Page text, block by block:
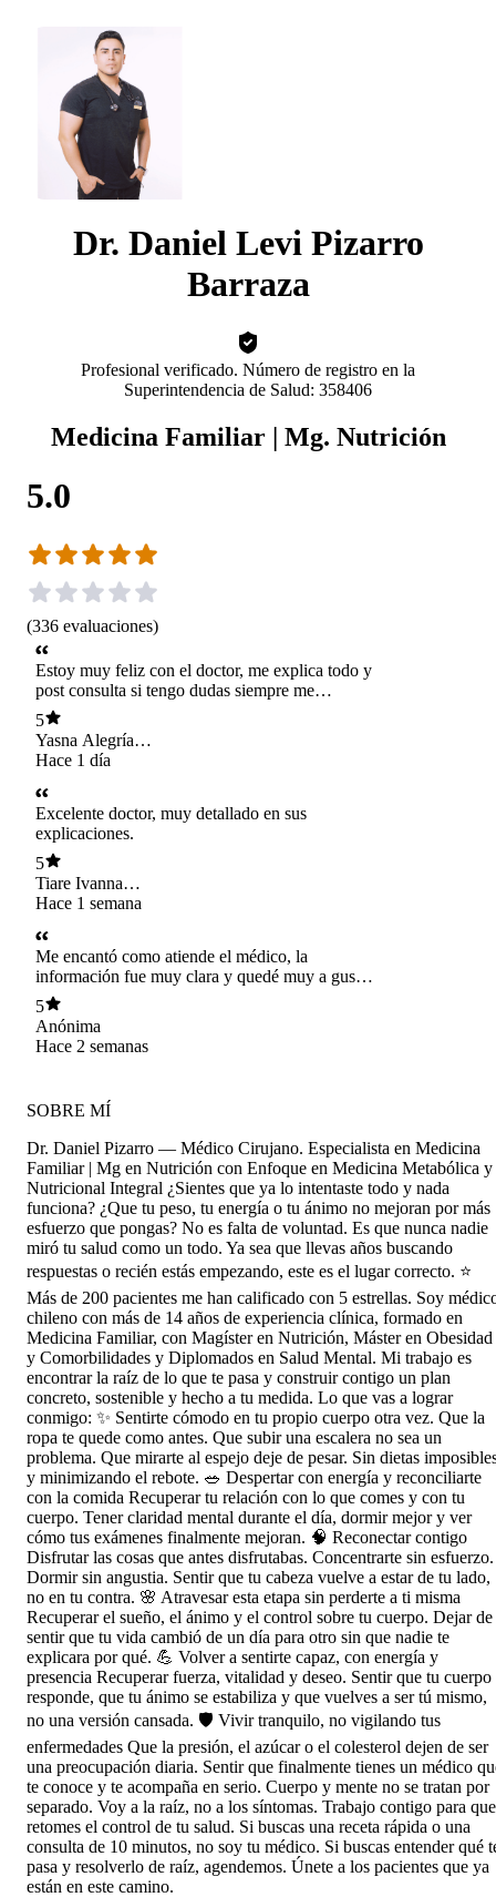
Dr. Daniel Levi Pizarro
Barraza
Profesional verificado. Número de registro en la
Superintendencia de Salud: 358406
Medicina Familiar | Mg. Nutrición
5.0
(336 evaluaciones)
Estoy muy feliz con el doctor, me explica todo y
post consulta si tengo dudas siempre me
responde eso se agradece, 100 % recomendado.
5
Yasna Alegría
Fuentes
Hace 1 día
Excelente doctor, muy detallado en sus
explicaciones.
5
Tiare Ivanna
Bergmann Orellana
Hace 1 semana
Me encantó como atiende el médico, la
información fue muy clara y quedé muy a gusto
con todo
5
Anónima
Hace 2 semanas
SOBRE MÍ
Dr. Daniel Pizarro — Médico Cirujano. Especialista en Medicina
Familiar | Mg en Nutrición con Enfoque en Medicina Metabólica y
Nutricional Integral ¿Sientes que ya lo intentaste todo y nada
funciona? ¿Que tu peso, tu energía o tu ánimo no mejoran por más
esfuerzo que pongas? No es falta de voluntad. Es que nunca nadie
miró tu salud como un todo. Ya sea que llevas años buscando
respuestas o recién estás empezando, este es el lugar correcto. ⭐
Más de 200 pacientes me han calificado con 5 estrellas. Soy
chileno con más de 14 años de experiencia clínica, formado en
Medicina Familiar, con Magíster en Nutrición, Máster en Obesidad
y Comorbilidades y Diplomados en Salud Mental. Mi trabajo es
encontrar la raíz de lo que te pasa y construir contigo un plan
concreto, sostenible y hecho a tu medida. Lo que vas a lograr
conmigo: ✨ Sentirte cómodo en tu propio cuerpo otra vez. Que la
ropa te quede como antes. Que subir una escalera no sea un
problema. Que mirarte al espejo deje de pesar. Sin dietas
y minimizando el rebote. 🥗 Despertar con energía y reconciliarte
con la comida Recuperar tu relación con lo que comes y con tu
cuerpo. Tener claridad mental durante el día, dormir mejor y ver
cómo tus exámenes finalmente mejoran. 🧠 Reconectar contigo
Disfrutar las cosas que antes disfrutabas. Concentrarte sin esfuerzo.
Dormir sin angustia. Sentir que tu cabeza vuelve a estar de tu lado,
no en tu contra. 🌸 Atravesar esta etapa sin perderte a ti misma
Recuperar el sueño, el ánimo y el control sobre tu cuerpo. Dejar de
sentir que tu vida cambió de un día para otro sin que nadie te
explicara por qué. 💪 Volver a sentirte capaz, con energía y
presencia Recuperar fuerza, vitalidad y deseo. Sentir que tu cuerpo
responde, que tu ánimo se estabiliza y que vuelves a ser tú mismo,
no una versión cansada. 🛡️ Vivir tranquilo, no vigilando tus
enfermedades Que la presión, el azúcar o el colesterol dejen de ser
una preocupación diaria. Sentir que finalmente tienes un médico
te conoce y te acompaña en serio. Cuerpo y mente no se tratan por
separado. Voy a la raíz, no a los síntomas. Trabajo contigo para que
retomes el control de tu salud. Si buscas una receta rápida o una
consulta de 10 minutos, no soy tu médico. Si buscas entender qué
pasa y resolverlo de raíz, agendemos. Únete a los pacientes que ya
están en este camino.